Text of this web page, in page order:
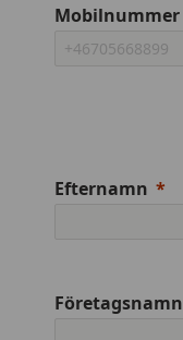
Mobilnummer
Efternamn
Företagsnamn